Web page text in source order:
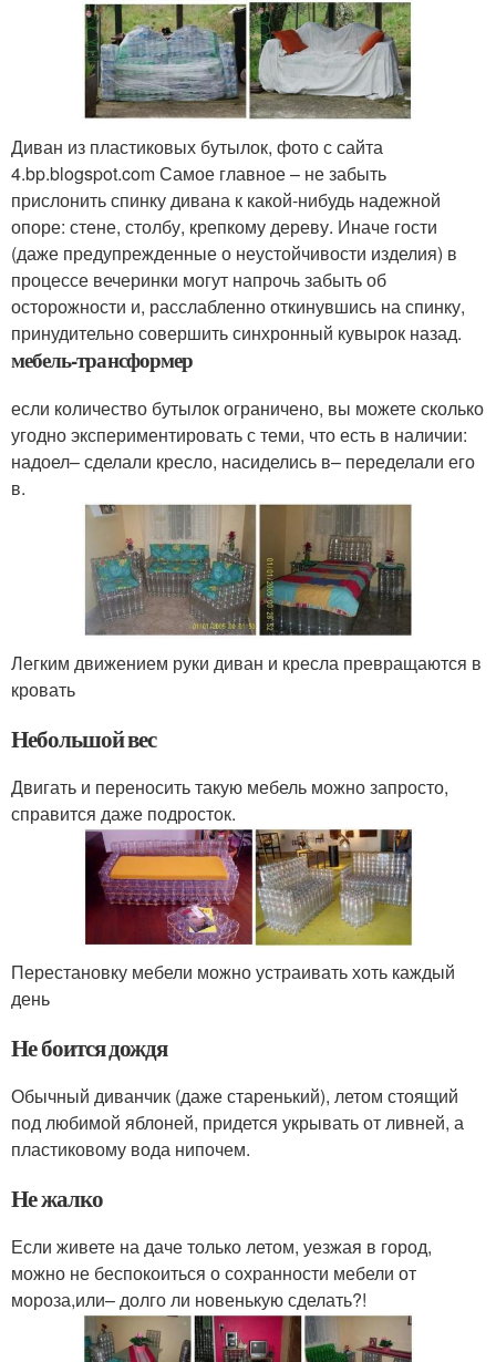
Диван из пластиковых бутылок, фото с сайта
4.bp.blogspot.com Самое главное – не забыть
прислонить спинку дивана к какой-нибудь надежной
опоре: стене, столбу, крепкому дереву. Иначе гости
(даже предупрежденные о неустойчивости изделия) в
процессе вечеринки могут напрочь забыть об
осторожности и, расслабленно откинувшись на спинку,
принудительно совершить синхронный кувырок назад.
мебель-трансформер
если количество бутылок ограничено, вы можете сколько
угодно экспериментировать с теми, что есть в наличии:
надоел– сделали кресло, насиделись в– переделали его
в.
Легким движением руки диван и кресла превращаются в
кровать
Небольшой вес
Двигать и переносить такую мебель можно запросто,
справится даже подросток.
Перестановку мебели можно устраивать хоть каждый
день
Не боится дождя
Обычный диванчик (даже старенький), летом стоящий
под любимой яблоней, придется укрывать от ливней, а
пластиковому вода нипочем.
Не жалко
Если живете на даче только летом, уезжая в город,
можно не беспокоиться о сохранности мебели от
мороза,или– долго ли новенькую сделать?!